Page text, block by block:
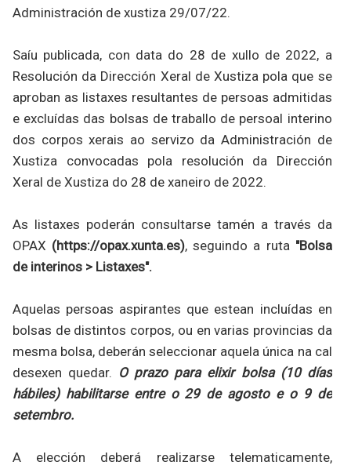
Administración de xustiza 29/07/22.
Saíu publicada, con data do 28 de xullo de 2022, a
Resolución da Dirección Xeral de Xustiza pola que se
aproban as listaxes resultantes de persoas admitidas
e excluídas das bolsas de traballo de persoal interino
dos corpos xerais ao servizo da Administración de
Xustiza convocadas pola resolución da Dirección
Xeral de Xustiza do 28 de xaneiro de 2022.
As listaxes poderán consultarse tamén a través da
OPAX (https://opax.xunta.es), seguindo a ruta "Bolsa
de interinos > Listaxes".
Aquelas persoas aspirantes que estean incluídas en
bolsas de distintos corpos, ou en varias provincias da
mesma bolsa, deberán seleccionar aquela única na cal
desexen quedar. O prazo para elixir bolsa (10 días
hábiles) habilitarse entre o 29 de agosto e o 9 de
setembro.
A elección deberá realizarse telematicamente,